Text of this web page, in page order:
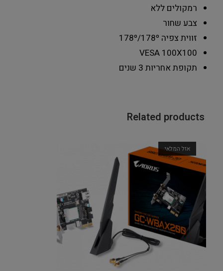
רמקוליםללא
צבע שחור
זווית צפיה 178º/178º
VESA100X100
תקופת אחריות 3 שנים
Related products
אזל המלאי